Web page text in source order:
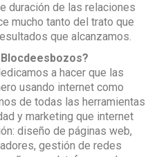
duración de las relaciones
mucho tanto del trato que
que alcanzamos.
a hacer que las
usando internet como
de todas las herramientas
y marketing que internet
diseño de páginas web,
gestión de redes